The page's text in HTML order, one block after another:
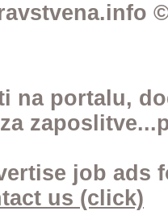
na portalu,
job ads
us (click)